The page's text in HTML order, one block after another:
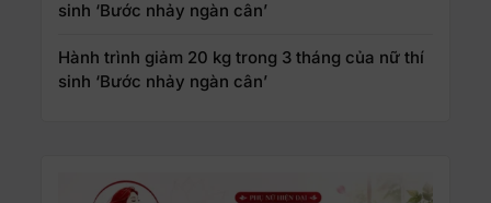
sinh ‘Bước nhảy ngàn cân’
Hành trình giảm 20 kg trong 3 tháng của nữ thí
sinh ‘Bước nhảy ngàn cân’